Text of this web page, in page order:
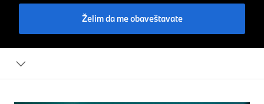
Želim da me obaveštavate